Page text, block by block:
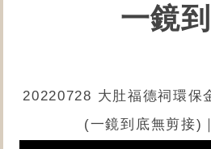
一鏡
20220728 大肚福德祠環保
(一鏡到底無剪接)